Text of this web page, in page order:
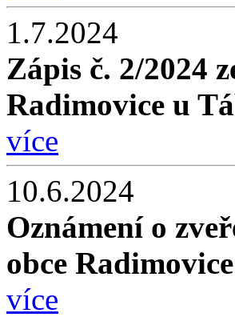
1.7.2024
Zápis č. 2/2024
Radimovice u
více
10.6.2024
Oznámení o
obce
více